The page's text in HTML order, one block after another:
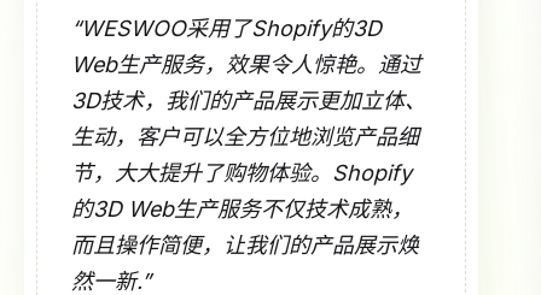
“WESWOO采用了Shopify的3D
Web生产服务，效果令人惊艳。通过
3D技术，我们的产品展示更加立体、
生动，客户可以全方位地浏览产品细
节，大大提升了购物体验。Shopify
的3D Web生产服务不仅技术成熟，
而且操作简便，让我们的产品展示焕
然一新.”